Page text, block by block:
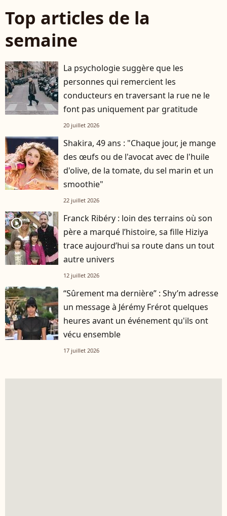
Top articles de la
semaine
La psychologie suggère que les
personnes qui remercient les
conducteurs en traversant la rue ne le
font pas uniquement par gratitude
20 juillet 2026
Shakira, 49 ans : "Chaque jour, je mange
des œufs ou de l'avocat avec de l'huile
d'olive, de la tomate, du sel marin et un
smoothie"
22 juillet 2026
player2
Franck Ribéry : loin des terrains où son
père a marqué l’histoire, sa fille Hiziya
trace aujourd’hui sa route dans un tout
autre univers
12 juillet 2026
“Sûrement ma dernière” : Shy’m adresse
un message à Jérémy Frérot quelques
heures avant un événement qu'ils ont
vécu ensemble
17 juillet 2026